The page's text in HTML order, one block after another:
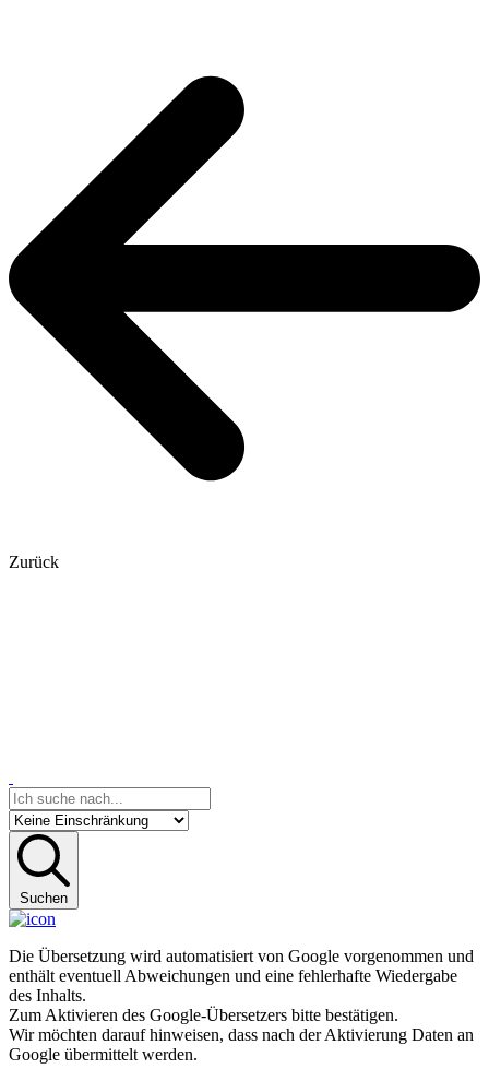
Zurück
Suchen
Die Übersetzung wird automatisiert von Google vorgenommen und
enthält eventuell Abweichungen und eine fehlerhafte Wiedergabe
des Inhalts.
Zum Aktivieren des Google-Übersetzers bitte bestätigen.
Wir möchten darauf hinweisen, dass nach der Aktivierung Daten an
Google übermittelt werden.